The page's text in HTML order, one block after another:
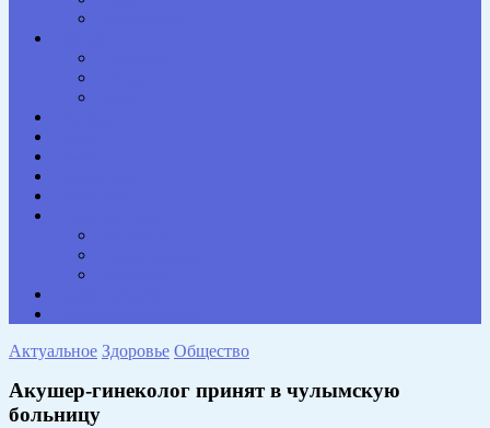
Актуальное Здоровье Общество
Акушер-гинеколог принят в чулымскую
больницу